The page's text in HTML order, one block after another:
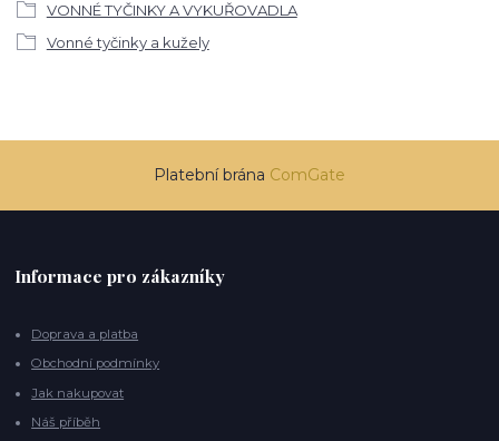
VONNÉ TYČINKY A VYKUŘOVADLA
Vonné tyčinky a kužely
Platební brána ComGate
Informace pro zákazníky
Doprava a platba
Obchodní podmínky
Jak nakupovat
Náš příběh